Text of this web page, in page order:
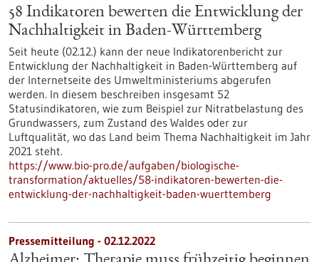
58 Indikatoren bewerten die Entwicklung der
Nachhaltigkeit in Baden-Württemberg
Seit heute (02.12.) kann der neue Indikatorenbericht zur
Entwicklung der Nach­haltigkeit in Baden-Württemberg auf
der Internetseite des Umweltministeriums abgerufen
werden. In diesem beschreiben insgesamt 52
Statusindikatoren, wie zum Beispiel zur Nitratbelastung des
Grundwassers, zum Zustand des Waldes oder zur
Luftqualität, wo das Land beim Thema Nachhaltigkeit im Jahr
2021 steht.
https://www.bio-pro.de/aufgaben/biologische-
transformation/aktuelles/58-indikatoren-bewerten-die-
entwicklung-der-nachhaltigkeit-baden-wuerttemberg
Pressemitteilung - 02.12.2022